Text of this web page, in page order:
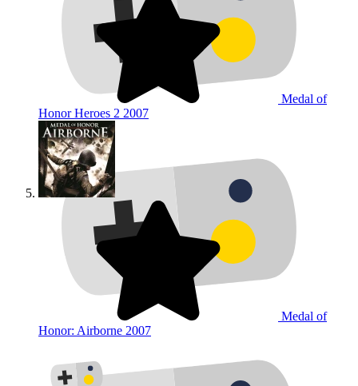
Medal of
Honor Heroes 2 2007
Medal of
Honor: Airborne 2007